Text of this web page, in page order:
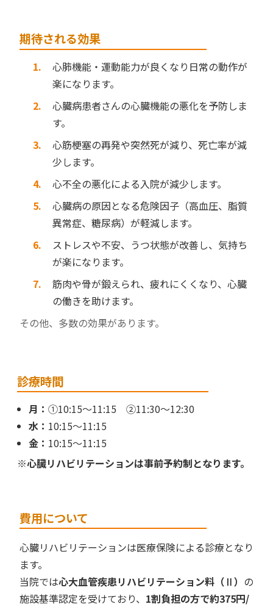
期待される効果
心肺機能・運動能力が良くなり日常の動作が
楽になります。
心臓病患者さんの心臓機能の悪化を予防しま
す。
心筋梗塞の再発や突然死が減り、死亡率が減
少します。
心不全の悪化による入院が減少します。
心臓病の原因となる危険因子（高血圧、脂質
異常症、糖尿病）が軽減します。
ストレスや不安、うつ状態が改善し、気持ち
が楽になります。
筋肉や骨が鍛えられ、疲れにくくなり、心臓
の働きを助けます。
その他、多数の効果があります。
診療時間
月：①10:15～11:15 ②11:30～12:30
水： 10:15～11:15
金： 10:15～11:15
※心臓リハビリテーションは事前予約制となります。
費用について
心臓リハビリテーションは医療保険による診療となり
ます。
当院では心大血管疾患リハビリテーション料（Ⅱ） の
施設基準認定を受けており、 1割負担の方で約375円/